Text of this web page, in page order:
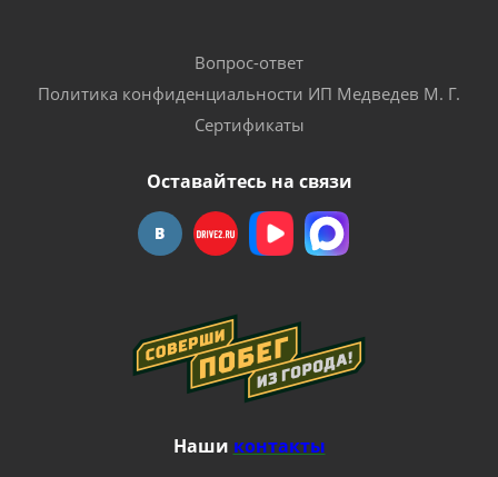
Вопрос-ответ
Политика конфиденциальности ИП Медведев М. Г.
Сертификаты
Оставайтесь на связи
Наши контакты